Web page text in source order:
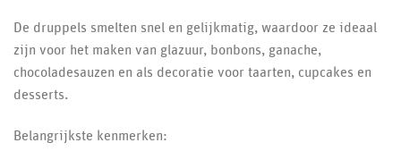
De druppels smelten snel en gelijkmatig, waardoor ze ideaal
zijn voor het maken van glazuur, bonbons, ganache,
chocoladesauzen en als decoratie voor taarten, cupcakes en
desserts.
Belangrijkste kenmerken: